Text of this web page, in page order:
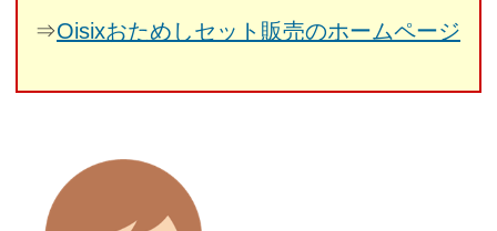
⇒Oisixおためしセット販売のホームページ